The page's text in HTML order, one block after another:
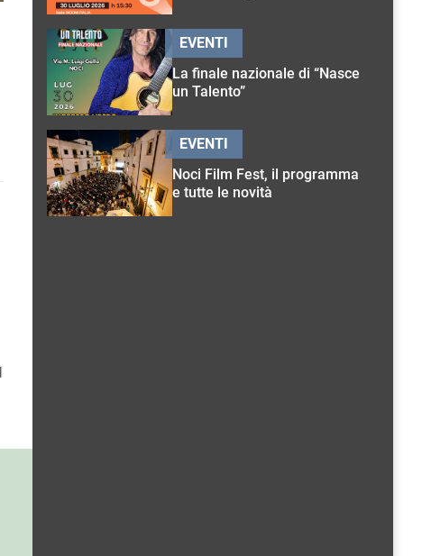
La finale nazionale di “Nasce
un Talento”
EVENTI
Noci Film Fest, il programma
e tutte le novità
EVENTI